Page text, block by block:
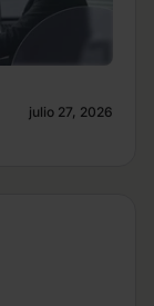
julio 27, 2026